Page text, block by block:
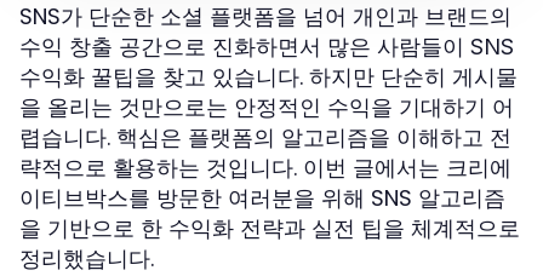
SNS가 단순한 소셜 플랫폼을 넘어 개인과 브랜드의
수익 창출 공간으로 진화하면서 많은 사람들이 SNS
수익화 꿀팁을 찾고 있습니다. 하지만 단순히 게시물
을 올리는 것만으로는 안정적인 수익을 기대하기 어
렵습니다. 핵심은 플랫폼의 알고리즘을 이해하고 전
략적으로 활용하는 것입니다. 이번 글에서는 크리에
이티브박스를 방문한 여러분을 위해 SNS 알고리즘
을 기반으로 한 수익화 전략과 실전 팁을 체계적으로
정리했습니다.